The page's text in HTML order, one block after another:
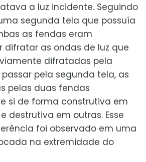
a luz incidente. Seguindo
segunda tela que possuía
as fendas eram
difratar as ondas de luz que
difratadas pela
pela segunda tela, as
pelas duas fendas
si de forma construtiva em
destrutiva em outras. Esse
foi observado em uma
na extremidade do